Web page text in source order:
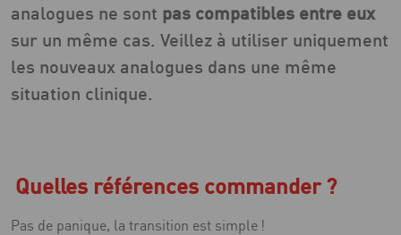
analogues ne sont pas compatibles entre eux
sur un même cas. Veillez à utiliser uniquement
les nouveaux analogues dans une même
situation clinique.
Quelles références commander ?
Pas de panique, la transition est simple !